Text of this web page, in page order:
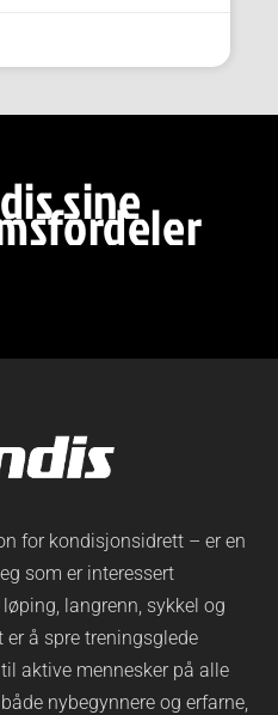
sine
for kondisjonsidrett – er en
som er interessert
langrenn, sykkel og
å spre treningsglede
aktive mennesker på alle
nybegynnere og erfarne,